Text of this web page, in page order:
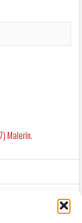
Malerin.